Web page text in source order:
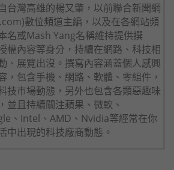
台灣高雄的楊又肇，以前聯合新聞網
數位頻道主編，以及在各網站頻
名或Mash Yang名稱維持提供撰
權內容等身分，持續在網路、科技相
、展覽出沒。撰寫內容涵蓋個人感興
，包含手機、網路、軟體、零組件，
技市場動態，另外也包含各類惡趣味
並且持續關注蘋果、微軟、
、Intel、AMD、Nvidia等經常在你
中出現的科技廠商動態。